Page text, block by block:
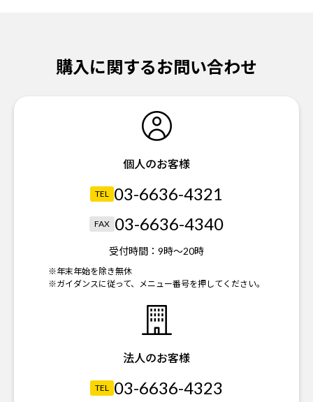
購入に関するお問い合わせ
個人のお客様
TEL 03-6636-4321
FAX 03-6636-4340
受付時間： 9時～20時
※年末年始を除き無休
※ガイダンスに従って、メニュー番号を押してください。
法人のお客様
TEL 03-6636-4323